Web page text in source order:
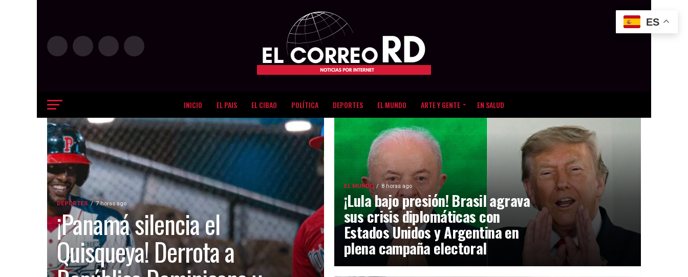
INICIO EL PAIS EL CIBAO POLÍTICA DEPORTES EL MUNDO ARTE Y GENTE EN SALUD
DEPORTES 7 horas ago
¡Panamá silencia el
Quisqueya! Derrota a
EL MUNDO 8 horas ago
¡Lula bajo presión! Brasil agrava
sus crisis diplomáticas con
Estados Unidos y Argentina en
plena campaña electoral
ES